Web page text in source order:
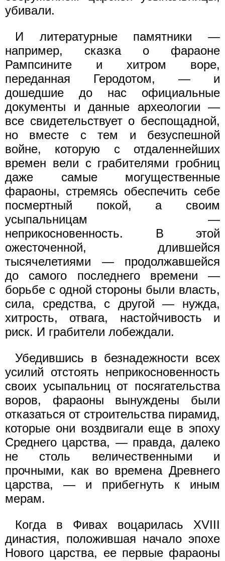
убивали.
И литературные памятники —
например, сказка о фараоне
Рампсините и хитром воре,
переданная Геродотом, — и
дошедшие до нас официальные
документы и данные археологии —
все свидетельствует о беспощадной,
но вместе с тем и безуспешной
войне, которую с отдаленнейших
времен вели с грабителями гробниц
даже самые могущественные
фараоны, стремясь обеспечить себе
посмертный покой, а своим
усыпальницам —
неприкосновенность. В этой
ожесточенной, длившейся
тысячелетиями — продолжавшейся
до самого последнего времени —
борьбе с одной стороны были власть,
сила, средства, с другой — нужда,
хитрость, отвага, настойчивость и
риск. И грабители лобеждали.
Убедившись в безнадежности всех
усилий отстоять неприкосновенность
своих усыпальниц от посягательства
воров, фараоны вынуждены были
отказаться от строительства пирамид,
которые они воздвигали еще в эпоху
Среднего царства, — правда, далеко
не столь величественными и
прочными, как во времена Древнего
царства, — и прибегнуть к иным
мерам.
Когда в Фивах воцарилась XVIII
династия, положившая начало эпохе
Нового царства, ее первые фараоны